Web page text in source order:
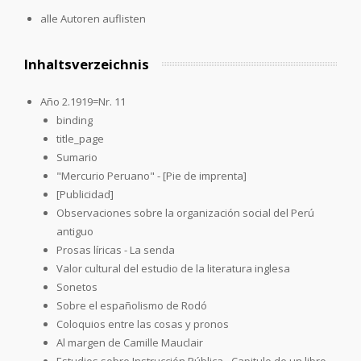
alle Autoren auflisten
Inhaltsverzeichnis
Año 2.1919=Nr. 11
binding
title_page
Sumario
"Mercurio Peruano" - [Pie de imprenta]
[Publicidad]
Observaciones sobre la organización social del Perú
antiguo
Prosas líricas - La senda
Valor cultural del estudio de la literatura inglesa
Sonetos
Sobre el españolismo de Rodó
Coloquios entre las cosas y pronos
Al margen de Camille Mauclair